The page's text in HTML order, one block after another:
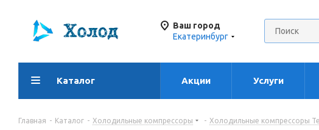
Ваш город
Екатеринбург
Каталог Акции Услуги
Главная - Каталог - Холодильные компрессоры - Холодильные компрессоры